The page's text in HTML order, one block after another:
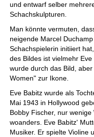
und entwarf selber
Schachskulpturen.
Man könnte vermuten,
neigende Marcel
Schachspielerin initiiert
des Bildes ist vielmehr
wurde durch das Bild,
Women" zur Ikone.
Eve Babitz wurde als
Mai 1943 in Hollywood
Bobby Fischer, nur
woanders. Eve Babitz'
Musiker. Er spielte Violine